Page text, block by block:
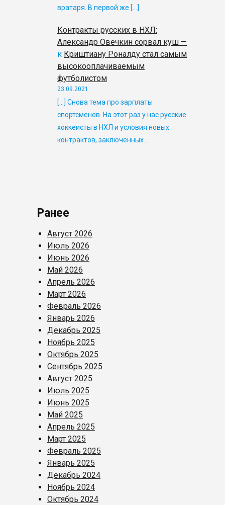
вратаря. В первой же […]
Контракты русских в НХЛ:
Александр Овечкин сорвал куш —
к Криштиану Роналду стал самым
высокооплачиваемым
футболистом
23.09.2021
[…] Снова тема про зарплаты
спортсменов. На этот раз у нас русские
хоккеисты в НХЛ и условия новых
контрактов, заключенных…
Ранее
Август 2026
Июль 2026
Июнь 2026
Май 2026
Апрель 2026
Март 2026
Февраль 2026
Январь 2026
Декабрь 2025
Ноябрь 2025
Октябрь 2025
Сентябрь 2025
Август 2025
Июль 2025
Июнь 2025
Май 2025
Апрель 2025
Март 2025
Февраль 2025
Январь 2025
Декабрь 2024
Ноябрь 2024
Октябрь 2024